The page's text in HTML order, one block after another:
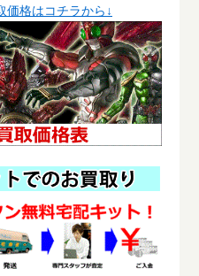
価格はコチラから↓